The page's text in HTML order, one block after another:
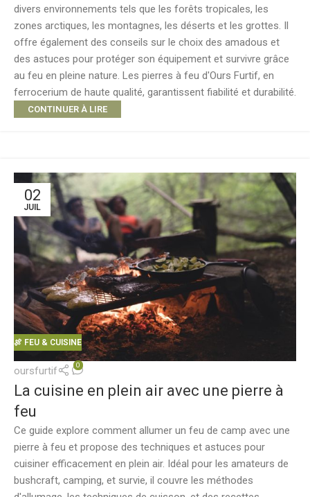
divers environnements tels que les forêts tropicales, les
zones arctiques, les montagnes, les déserts et les grottes. Il
offre également des conseils sur le choix des amadous et
des astuces pour protéger son équipement et survivre grâce
au feu en pleine nature. Les pierres à feu d'Ours Furtif, en
ferrocerium de haute qualité, garantissent fiabilité et durabilité.
CONTINUER À LIRE
02
JUIL
🍖 FEU & CUISINE
oursfurtif 0
La cuisine en plein air avec une pierre à
feu
Ce guide explore comment allumer un feu de camp avec une
pierre à feu et propose des techniques et astuces pour
cuisiner efficacement en plein air. Idéal pour les amateurs de
bushcraft, camping, et survie, il couvre les méthodes